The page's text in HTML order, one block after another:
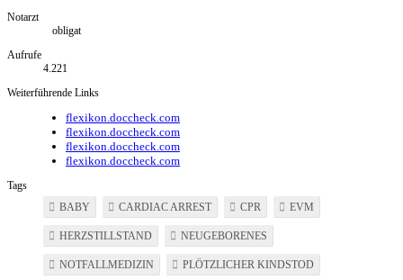
Notarzt
obligat
Aufrufe
4.221
Weiterführende Links
flexikon.doccheck.com
flexikon.doccheck.com
flexikon.doccheck.com
flexikon.doccheck.com
Tags
BABY
CARDIAC ARREST CPR EVM
HERZSTILLSTAND NEUGEBORENES
NOTFALLMEDIZIN PLÖTZLICHER KINDSTOD